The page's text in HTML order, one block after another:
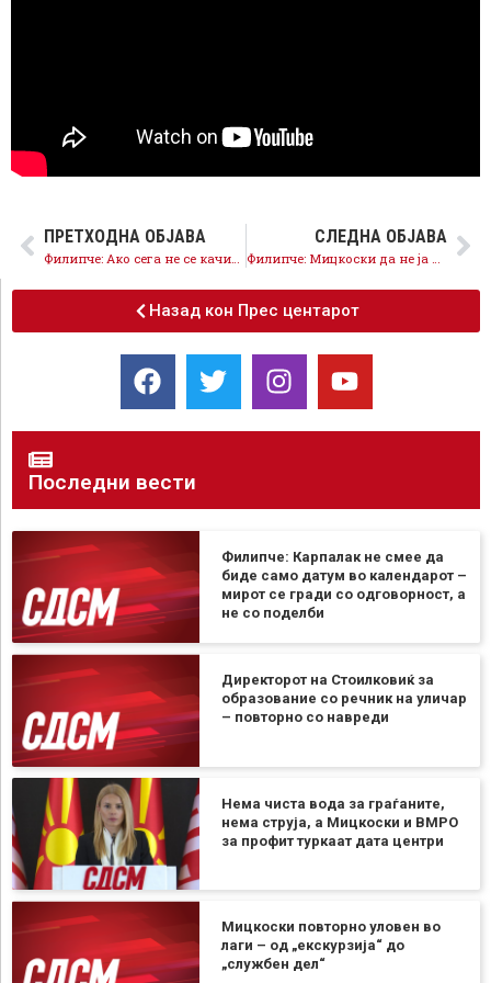
ПРЕТХОДНА ОБЈАВА СЛЕДНА ОБЈАВА
Назад кон Прес центарот
Последни вести
Филипче: Карпалак не смее да
биде само датум во календарот –
мирот се гради со одговорност, а
не со поделби
Директорот на Стоилковиќ за
образование со речник на уличар
– повторно со навреди
Нема чиста вода за граѓаните,
нема струја, а Мицкоски и ВМРО
за профит туркаат дата центри
Мицкоски повторно уловен во
лаги – од „екскурзија“ до
„службен дел“